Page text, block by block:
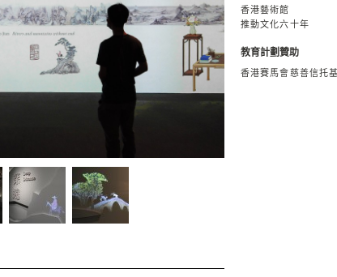
香港藝術館
推動文化六十年
教育計劃贊助
香港賽馬會慈善信托